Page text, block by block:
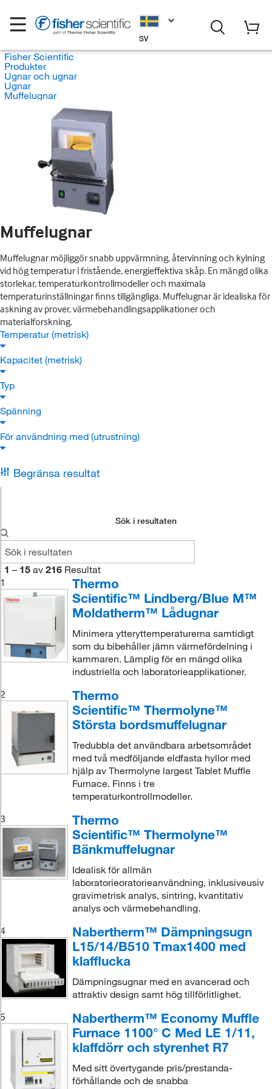
SV
Fisher Scientific
Produkter
Ugnar och ugnar
Ugnar
Muffelugnar
Muffelugnar
Muffelugnar möjliggör snabb uppvärmning, återvinning och kylning
vid hög temperatur i fristående, energieffektiva skåp. En mängd olika
storlekar, temperaturkontrollmodeller och maximala
temperaturinställningar finns tillgängliga. Muffelugnar är idealiska för
askning av prover, värmebehandlingsapplikationer och
materialforskning.
Temperatur (metrisk)
Kapacitet (metrisk)
Typ
Spänning
För användning med (utrustning)
Begränsa resultat
Sök i resultaten
1 – 15 av 216 Resultat
1
Thermo
Scientific™ Lindberg/Blue M™
Moldatherm™ Lådugnar
Minimera ytteryttemperaturerna samtidigt
som du bibehåller jämn värmefördelning i
kammaren. Lämplig för en mängd olika
industriella och laboratorieapplikationer.
2
Thermo
Scientific™ Thermolyne™
Största bordsmuffelugnar
Tredubbla det användbara arbetsområdet
med två medföljande eldfasta hyllor med
hjälp av Thermolyne largest Tablet Muffle
Furnace. Finns i tre
temperaturkontrollmodeller.
3
Thermo
Scientific™ Thermolyne™
Bänkmuffelugnar
Idealisk för allmän
laboratorieoratorieanvändning, inklusiveusiv
gravimetrisk analys, sintring, kvantitativ
analys och värmebehandling.
4
Nabertherm™ Dämpningsugn
L15/14/B510 Tmax1400 med
klafflucka
Dämpningsugnar med en avancerad och
attraktiv design samt hög tillförlitlighet.
5
Nabertherm™ Economy Muffle
Furnace 1100° C Med LE 1/11,
klaffdörr och styrenhet R7
Med sitt övertygande pris/prestanda-
förhållande och de snabba